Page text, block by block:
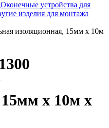
Оконечные устройства для
изделия для монтажа
изоляционная, 15мм х 10м
х 10м х